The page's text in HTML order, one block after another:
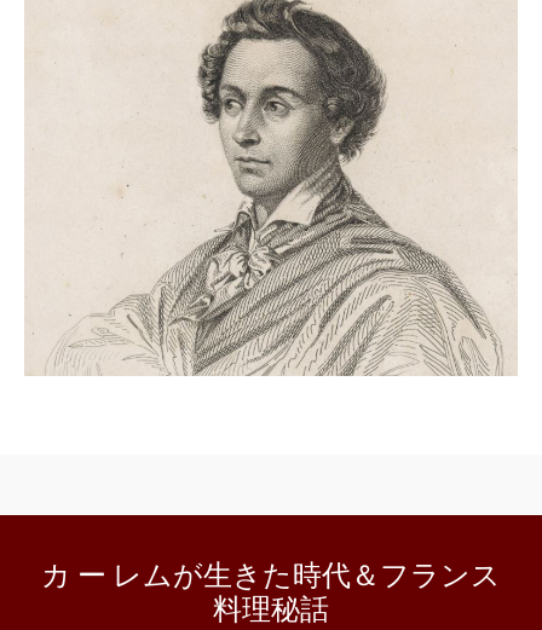
カ ー レムが生きた時代＆フランス
料理秘話